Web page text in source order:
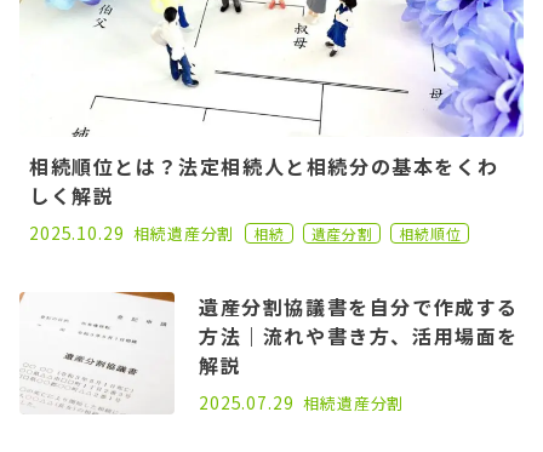
相続順位とは？法定相続人と相続分の基本をくわ
しく解説
2024.11.22
2025.10.29 相続遺産分割 相続 遺産分割 相続順位
遺産分割協議書を自分で作成する
方法｜流れや書き方、活用場面を
解説
2025.04.30
2025.07.29 相続遺産分割